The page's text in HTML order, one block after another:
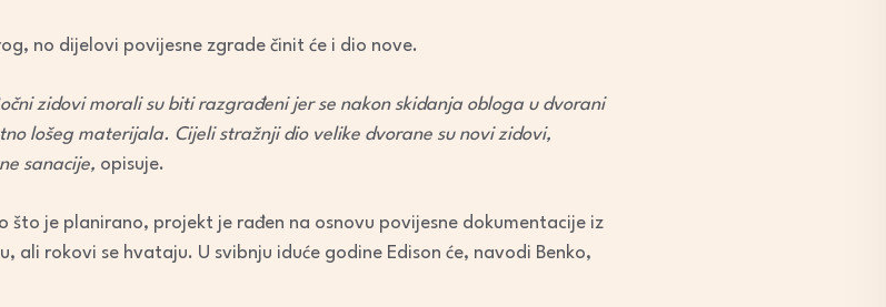
no dijelovi povijesne zgrade činit će i dio nove.
zidovi morali su biti razgrađeni jer se nakon skidanja obloga u dvorani
lošeg materijala. Cijeli stražnji dio velike dvorane su novi zidovi,
sanacije, opisuje.
je planirano, projekt je rađen na osnovu povijesne dokumentacije iz
ali rokovi se hvataju. U svibnju iduće godine Edison će, navodi Benko,